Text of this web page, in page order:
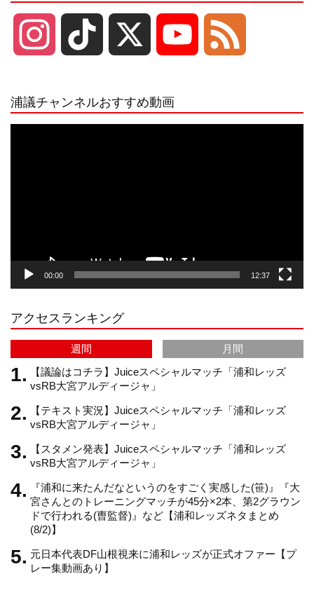
r
a
m
e
C
h
a
n
浦議チャンネルおすすめ動画
00:00 12:37
アクセスランキング
週間
月間
【議論はコチラ】Juiceスペシャルマッチ「浦和レッズ
vsRB大宮アルディージャ」
【テキスト実況】Juiceスペシャルマッチ「浦和レッズ
vsRB大宮アルディージャ」
【スタメン発表】Juiceスペシャルマッチ「浦和レッズ
vsRB大宮アルディージャ」
『浦和に来たんだなというのをすごく実感した(笹)』『大
宮さんとのトレーニングマッチが45分×2本、第2グラウン
ドで行われる(曺監督)』など【浦和レッズネタまとめ
(8/2)】
元日本代表DF山根視来に浦和レッズが正式オファー【プ
レー集動画あり】